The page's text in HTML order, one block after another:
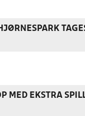
MED EKSTRA